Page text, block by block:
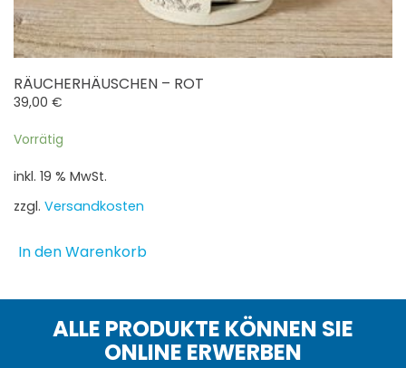
RÄUCHERHÄUSCHEN – ROT
39,00 €
Vorrätig
inkl. 19 % MwSt.
zzgl. Versandkosten
In den Warenkorb
ALLE PRODUKTE KÖNNEN SIE
ONLINE ERWERBEN